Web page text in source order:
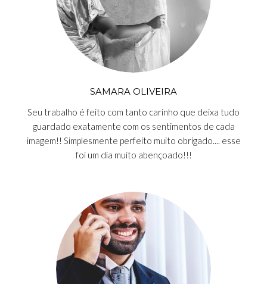
SAMARA OLIVEIRA
Seu trabalho é feito com tanto carinho que deixa tudo
guardado exatamente com os sentimentos de cada
imagem!! Simplesmente perfeito muito obrigado.... esse
foi um dia muito abençoado!!!